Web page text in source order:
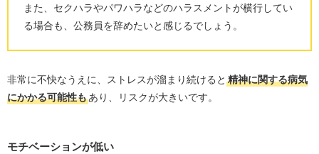
また、セクハラやパワハラなどのハラスメントが横行してい
る場合も、公務員を辞めたいと感じるでしょう。
非常に不快なうえに、ストレスが溜まり続けると 精神に関する病気
にかかる可能性もあり、リスクが大きいです。
モチベーションが低い